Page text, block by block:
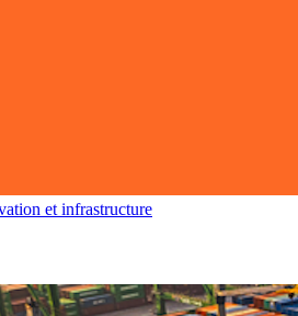
et infrastructure